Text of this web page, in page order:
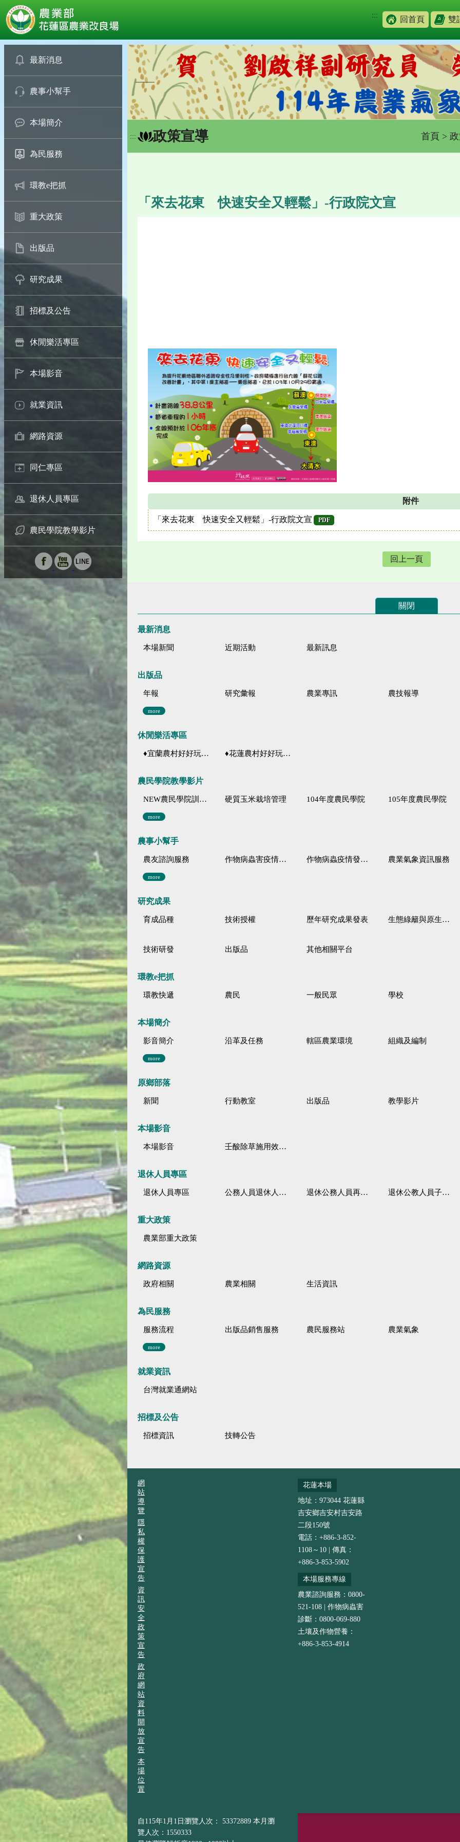
::: 回首頁 雙
最新消息
農事小幫手
本場簡介
為民服務
環教e把抓
重大政策
出版品
研究成果
招標及公告
休閒樂活專區
本場影音
就業資訊
網路資源
同仁專區
退休人員專區
農民學院教學影片
::: 政策宣導 首頁 >
「來去花東 快速安全又輕鬆」-行政院文宣
附件
「來去花東 快速安全又輕鬆」-行政院文宣 PDF
回上一頁
關閉
最新消息
本場新聞 近期活動 最新訊息
出版品
年報 研究彙報 農業專訊 農技報導
more
休閒樂活專區
♦宜蘭農村好好玩 ♦「農、藝、山、水」四條遊程推薦 ♦花蓮農村好好玩♦「原、生、慢、活」四條遊程推薦
農民學院教學影片
NEW農民學院訓練影音分類 硬質玉米栽培管理 104年度農民學院 105年度農民學院
more
農事小幫手
農友諮詢服務 作物病蟲害疫情警報 作物病蟲疫情發生預測 農業氣象資訊服務
more
研究成果
育成品種 技術授權 歷年研究成果發表 生態綠籬與原生野花植生毯
技術研發 出版品 其他相關平台
環教e把抓
環教快遞 農民 一般民眾 學校
本場簡介
影音簡介 沿革及任務 轄區農業環境 組織及編制
more
原鄉部落
新聞 行動教室 出版品 教學影片
本場影音
本場影音 壬酸除草施用效果觀察
退休人員專區
退休人員專區 公務人員退休人員法施行細則 退休公務人員再任職務 退休公教人員子女教育補助規定
重大政策
農業部重大政策
網路資源
政府相關 農業相關 生活資訊
為民服務
服務流程 出版品銷售服務 農民服務站 農業氣象
more
就業資訊
台灣就業通網站
招標及公告
招標資訊 技轉公告
網
站
導
覽
隱
私
權
保
護
宣
告
資
訊
安
全
政
策
宣
告
政
府
網
站
資
料
開
放
宣
告
本
場
位
置
花蓮本場
地址：973044 花蓮縣
吉安鄉吉安村吉安路
二段150號
電話：+886-3-852-
1108～10 | 傳真：
+886-3-853-5902
本場服務專線
農業諮詢服務：0800-
521-108 | 作物病蟲害
診斷：0800-069-880
土壤及作物營養：
+886-3-853-4914
自115年1月1日瀏覽人次： 53372889 本月瀏
覽人次：1550333